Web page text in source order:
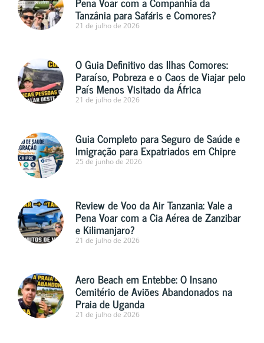
Tanzânia para Safáris e Comores?
21 de julho de 2026
O Guia Definitivo das Ilhas Comores:
Paraíso, Pobreza e o Caos de Viajar pelo
País Menos Visitado da África
21 de julho de 2026
Guia Completo para Seguro de Saúde e
Imigração para Expatriados em Chipre
25 de junho de 2026
Review de Voo da Air Tanzania: Vale a
Pena Voar com a Cia Aérea de Zanzibar
e Kilimanjaro?
21 de julho de 2026
Aero Beach em Entebbe: O Insano
Cemitério de Aviões Abandonados na
Praia de Uganda
21 de julho de 2026